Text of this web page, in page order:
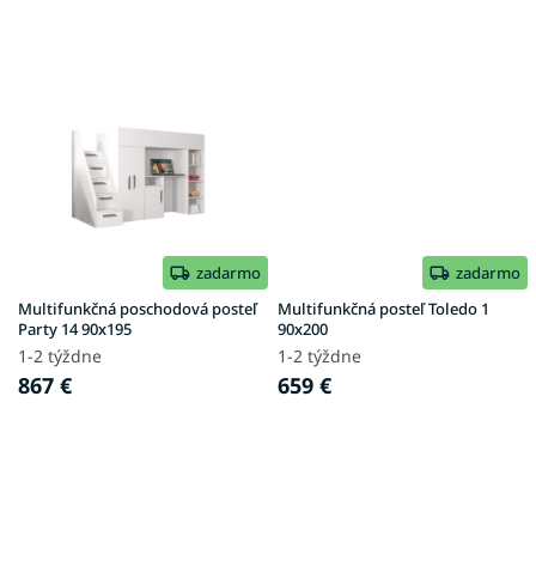
zadarmo
Multifunkčná poschodová posteľ
Party 14 90x195
1-2 týždne
867 €
zadarmo
Multifunkčná posteľ Toledo 1
90x200
1-2 týždne
659 €